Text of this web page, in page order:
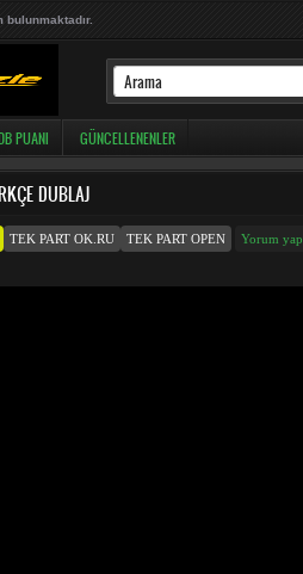
PUANI GÜNCELLENENLER
DUBLAJ
TEK PART OK.RU TEK PART OPEN Yorum yap